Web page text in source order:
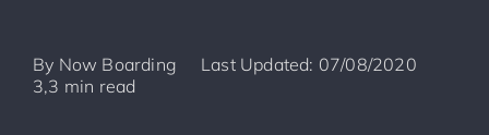
By Now Boarding
Last Updated: 07/08/2020
3,3 min read